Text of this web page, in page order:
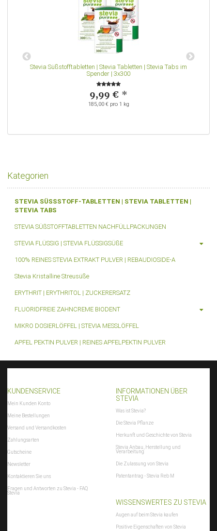
Stevia Süßstofftabletten | Stevia Tabletten | Stevia Tabs im
Spender | 3x300
9,99 € *
185,00 € pro 1 kg
Kategorien
STEVIA SÜSSSTOFF-TABLETTEN | STEVIA TABLETTEN |
STEVIA TABS
STEVIA SÜßSTOFFTABLETTEN NACHFÜLLPACKUNGEN
STEVIA FLÜSSIG | STEVIA FLÜSSIGSÜßE
100% REINES STEVIA EXTRAKT PULVER | REBAUDIOSIDE-A
Stevia Kristalline Streusüße
ERYTHRIT | ERYTHRITOL | ZUCKERERSATZ
FLUORIDFREIE ZAHNCREME BIODENT
MIKRO DOSIERLÖFFEL | STEVIA MESSLÖFFEL
APFEL PEKTIN PULVER | REINES APFELPEKTIN PULVER
KUNDENSERVICE
Mein Kunden Konto
Meine Bestellungen
Versand und Versandkosten
Zahlungsarten
Gutscheine
Newsletter
Kontaktieren Sie uns
Fragen und Antworten zu Stevia - FAQ
Stevia
INFORMATIONEN ÜBER
STEVIA
Was ist Stevia?
Die Stevia Pflanze
Herkunft und Geschichte von Stevia
Stevia Anbau, Herstellung und
Verarbeitung
Die Zulassung von Stevia
Patentantrag - Stevia Reb M
WISSENSWERTES ZU STEVIA
Augen auf beim Stevia kaufen
Positive Eigenschaften von Stevia